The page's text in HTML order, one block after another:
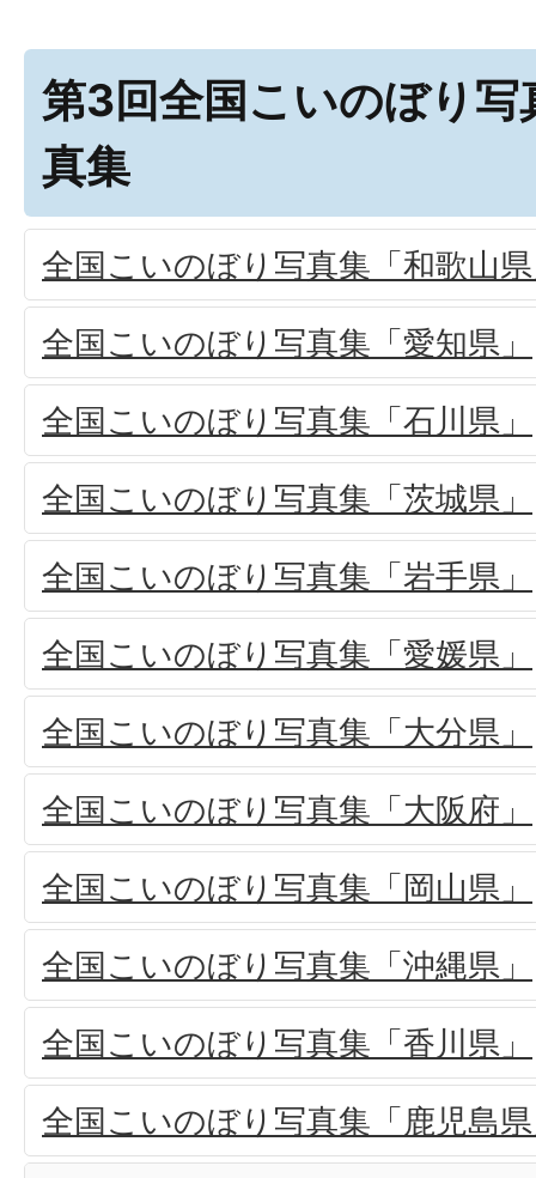
第3回全国こいのぼり写
真集
全国こいのぼり写真集「和歌山
全国こいのぼり写真集「愛知県」
全国こいのぼり写真集「石川県」
全国こいのぼり写真集「茨城県」
全国こいのぼり写真集「岩手県」
全国こいのぼり写真集「愛媛県」
全国こいのぼり写真集「大分県」
全国こいのぼり写真集「大阪府」
全国こいのぼり写真集「岡山県」
全国こいのぼり写真集「沖縄県」
全国こいのぼり写真集「香川県」
全国こいのぼり写真集「鹿児島